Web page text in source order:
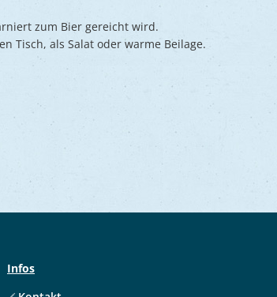
zum Bier gereicht wird.
Tisch, als Salat oder warme Beilage.
Infos